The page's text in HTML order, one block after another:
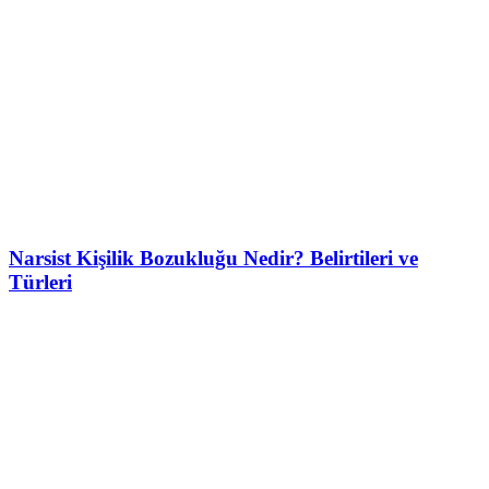
Narsist Kişilik Bozukluğu Nedir? Belirtileri ve
Türleri